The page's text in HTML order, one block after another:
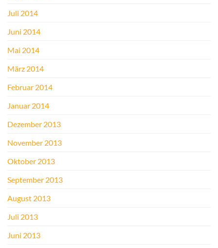
Juli 2014
Juni 2014
Mai 2014
März 2014
Februar 2014
Januar 2014
Dezember 2013
November 2013
Oktober 2013
September 2013
August 2013
Juli 2013
Juni 2013